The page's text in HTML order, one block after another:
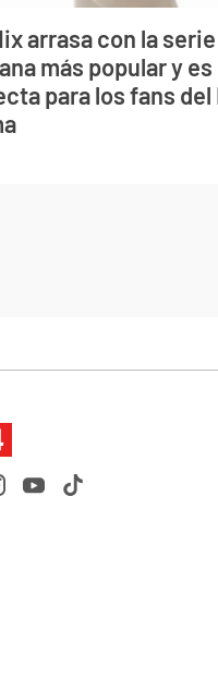
arrasa con la serie
más popular y es
para los fans del